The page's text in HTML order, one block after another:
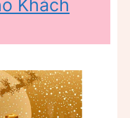
Khách